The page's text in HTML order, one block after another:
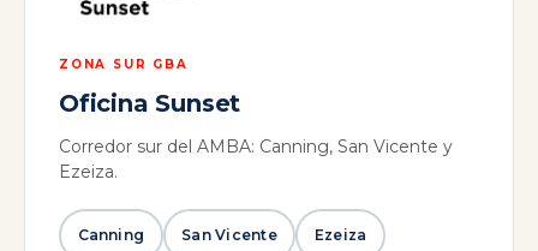
ZONA SUR GBA
Oficina Sunset
Corredor sur del AMBA: Canning, San Vicente y
Ezeiza.
Canning San Vicente Ezeiza